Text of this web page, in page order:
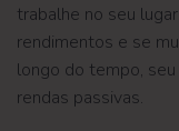
trabalhe no seu
rendimentos e se
longo do tempo,
rendas passivas.